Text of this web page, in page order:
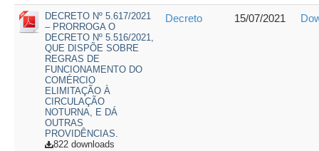
DECRETO Nº 5.617/2021
– PRORROGA O
DECRETO Nº 5.516/2021,
QUE DISPÕE SOBRE
REGRAS DE
FUNCIONAMENTO DO
COMÉRCIO
ELIMITAÇÃO À
CIRCULAÇÃO
NOTURNA, E DÁ
OUTRAS
PROVIDÊNCIAS.
822 downloads
Decreto 15/07/2021